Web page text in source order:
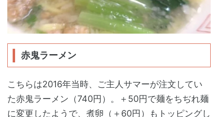
赤鬼ラーメン
こちらは2016年当時、ご主人サマーが注文してい
た赤鬼ラーメン（740円）。＋50円で麺をちぢれ麺
に変更したようで、煮卵（＋60円）もトッピングし